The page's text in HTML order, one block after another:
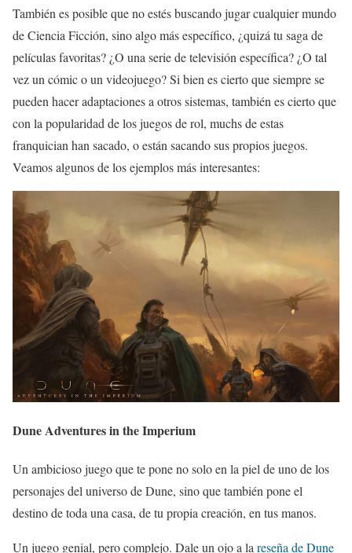
También es posible que no estés buscando jugar cualquier mundo
de Ciencia Ficción, sino algo más específico, ¿quizá tu saga de
películas favoritas? ¿O una serie de televisión específica? ¿O tal
vez un cómic o un videojuego? Si bien es cierto que siempre se
pueden hacer adaptaciones a otros sistemas, también es cierto que
con la popularidad de los juegos de rol, muchs de estas
franquician han sacado, o están sacando sus propios juegos.
Veamos algunos de los ejemplos más interesantes:
Dune Adventures in the Imperium
Un ambicioso juego que te pone no solo en la piel de uno de los
personajes del universo de Dune, sino que también pone el
destino de toda una casa, de tu propia creación, en tus manos.
Un juego genial, pero complejo. Dale un ojo a lareseña de Dune